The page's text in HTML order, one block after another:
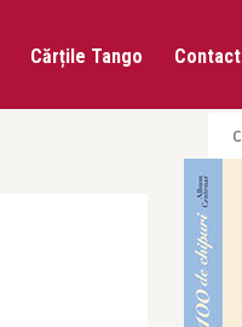
Cărțile Tango Contact